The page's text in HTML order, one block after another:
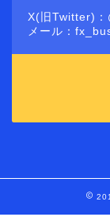
X(旧Twitter)
メール：